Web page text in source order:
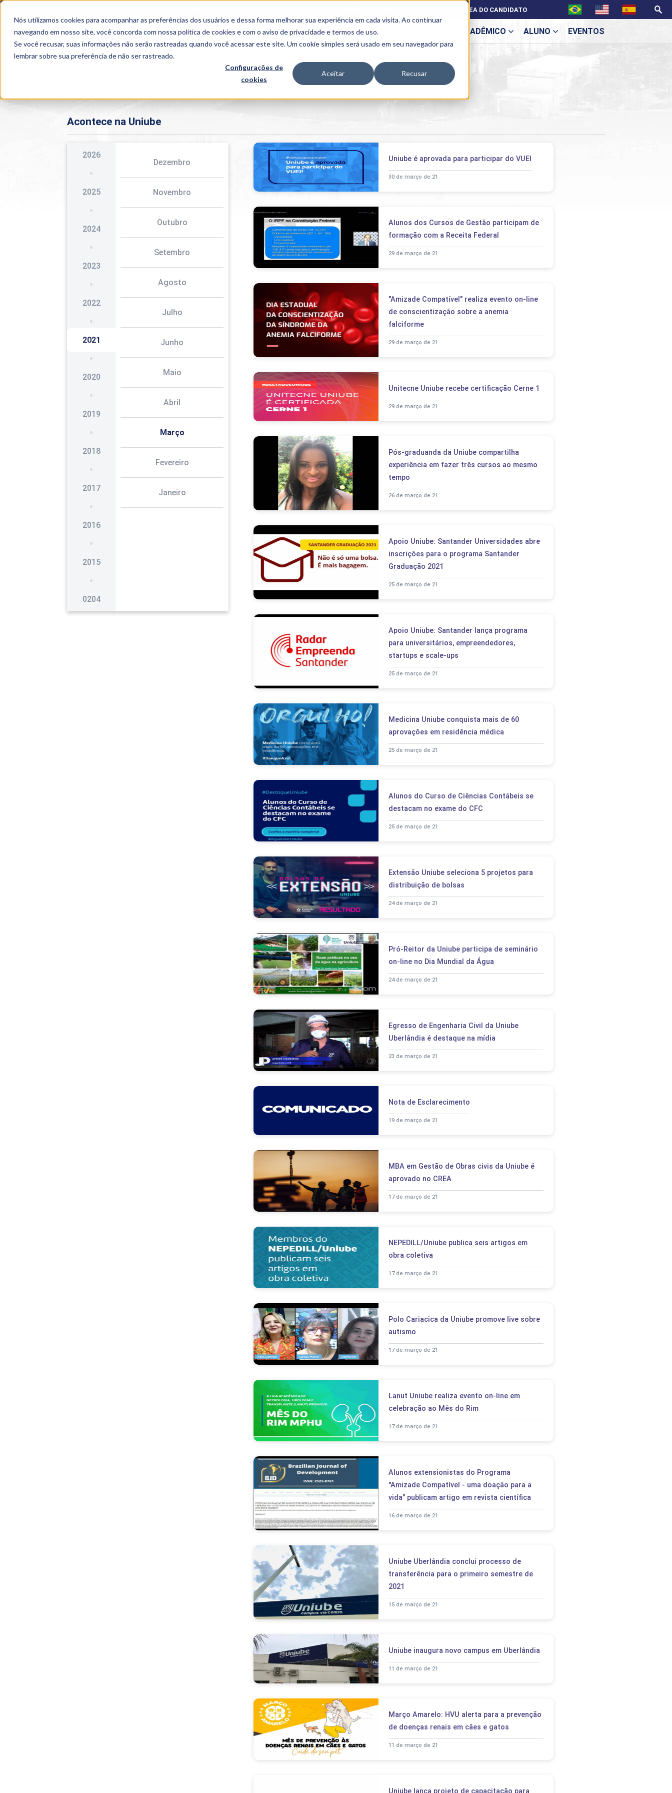
Nós utilizamos cookies para acompanhar as preferências dos usuários e dessa forma melhorar sua experiência em cada visita. Ao continuar
navegando em nosso site, você concorda com nossa política de cookies e com o aviso deprivacidade e termos de uso.
Se você recusar, suas informações não serão rastreadas quando você acessar este site. Um cookie simples será usado em seu navegador para
lembrar sobre sua preferência de não ser rastreado.
Configurações de
cookies
Aceitar Recusar
SEMIPRESENCIAL PRESENCIAL EAD BENEFÍCIOS ACADÊMICO
Acadêmicos
PIME
Programas de
Pesquisa e
Extensão
MPHU
NIT
PROPEPE
PROED
ALUNO EVENTOS
ÁREA DO CANDIDATO
Acontece na Uniube
2026
2025
2024
2023
2022
2021
2020
2019
2018
2017
2016
2015
0204
Dezembro
Novembro
Outubro
Setembro
Agosto
Julho
Junho
Maio
Abril
Março
Fevereiro
Janeiro
Uniube é aprovada para participar do VUEI
30 de março de 21
Alunos dos Cursos de Gestão participam de
formação com a Receita Federal
29 de março de 21
"Amizade Compatível" realiza evento on-line
de conscientização sobre a anemia
falciforme
29 de março de 21
Unitecne Uniube recebe certificação Cerne 1
29 de março de 21
Pós-graduanda da Uniube compartilha
experiência em fazer três cursos ao mesmo
tempo
26 de março de 21
Apoio Uniube: Santander Universidades abre
inscrições para o programa Santander
Graduação 2021
25 de março de 21
Apoio Uniube: Santander lança programa
para universitários, empreendedores,
startups e scale-ups
25 de março de 21
Medicina Uniube conquista mais de 60
aprovações em residência médica
25 de março de 21
Alunos do Curso de Ciências Contábeis se
destacam no exame do CFC
25 de março de 21
Extensão Uniube seleciona 5 projetos para
distribuição de bolsas
24 de março de 21
Pró-Reitor da Uniube participa de seminário
on-line no Dia Mundial da Água
24 de março de 21
Egresso de Engenharia Civil da Uniube
Uberlândia é destaque na mídia
23 de março de 21
Nota de Esclarecimento
19 de março de 21
MBA em Gestão de Obras civis da Uniube é
aprovado no CREA
17 de março de 21
NEPEDILL/Uniube publica seis artigos em
obra coletiva
17 de março de 21
Polo Cariacica da Uniube promove live sobre
autismo
17 de março de 21
Lanut Uniube realiza evento on-line em
celebração ao Mês do Rim
17 de março de 21
Alunos extensionistas do Programa
"Amizade Compatível - uma doação para a
vida" publicam artigo em revista científica
16 de março de 21
Uniube Uberlândia conclui processo de
transferência para o primeiro semestre de
2021
15 de março de 21
Uniube inaugura novo campus em Uberlândia
11 de março de 21
Março Amarelo: HVU alerta para a prevenção
de doenças renais em cães e gatos
11 de março de 21
Uniube lança projeto de capacitação para